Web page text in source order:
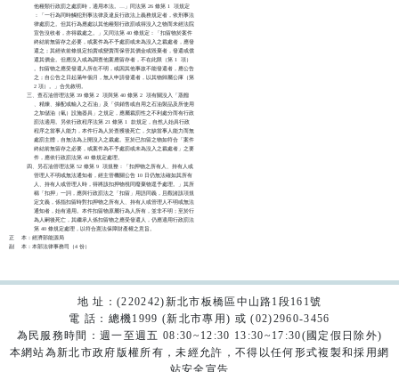
              他種類行政罰之處罰時，適用本法。…」同法第 26 條第 1  項規定
              ：「一行為同時觸犯刑事法律及違反行政法上義務規定者，依刑事法
              律處罰之。但其行為應處以其他種類行政罰或得沒入之物而未經法院
              宣告沒收者，亦得裁處之。」又同法第 40 條規定：「扣留物於案件
              終結前無留存之必要，或案件為不予處罰或未為沒入之裁處者，應發
              還之；其經依前條規定拍賣或變賣而保管其價金或毀棄者，發還或償
              還其價金。但應沒入或為調查他案應留存者，不在此限（第 1  項）
              。扣留物之應受發還人所在不明，或因其他事故不能發還者，應公告
              之；自公告之日起滿年個月，無人申請發還者，以其物歸屬公庫（第
              2 項）。」合先敘明。
          三、查石油管理法第 39 條第 2  項與第 40 條第 2  項有關沒入「蒸餾
              、精煉、摻配或輸入之石油」及「供銷售或自用之石油製品及所使用
              之加儲油（氣）設施器具」之規定，應屬裁罰性之不利處分而有行政
              罰法適用。另依行政程序法第 21 條第 1  款規定，自然人始具行政
              程序之當事人能力，本件行為人於查獲後死亡，欠缺當事人能力而無
              處罰主體，自無法為上開沒入之裁處。至於已扣留之物如符合「案件
              終結前無留存之必要，或案件為不予處罰或未為沒入之裁處者」之要
              件，應依行政罰法第 40 條規定處理。
          四、另石油管理法第 52 條第 9  項規整：「扣押物之所有人、持有人或
              管理人不明或無法通知者，經主管機關公告 10 日仍無法確如其所有
              人、持有人或管理人時，得將該扣押物視同廢棄物逕予處理。」其所
              稱「扣押」一詞，應與行政罰法之「扣留」用語同義，且觀諸該項規
              定文義，係指扣留時對扣押物之所有人、持有人或管理人不明或無法
              通知者，始有適用。本件扣留物原屬行為人所有，並非不明；至於行
              為人嗣後死亡，其繼承人係扣留物之應受發還人，仍應適用行政罰法
              第 40 條規定處理，以符合憲法保障財產權之意旨。
正    本：經濟部能源局
地 址：(220242)新北市板橋區中山路1段161號
電 話：總機1999 (新北市專用) 或 (02)2960-3456
為民服務時間：週一至週五 08:30~12:30 13:30~17:30(國定假日除外)
本網站為新北市政府版權所有，未經允許，不得以任何形式複製和採用網